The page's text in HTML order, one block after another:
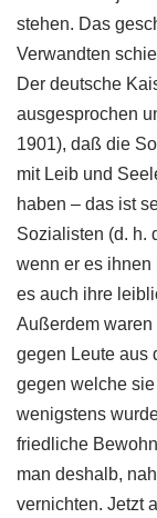
stehen. Das
Verwandten
Der deutsche
ausgesprochen
1901), daß die
mit Leib und
haben – das ist
Sozialisten (d. h.
wenn er es
es auch ihre
Außerdem waren
gegen Leute aus
gegen welche
wenigstens
friedliche
man deshalb,
vernichten. Jetzt